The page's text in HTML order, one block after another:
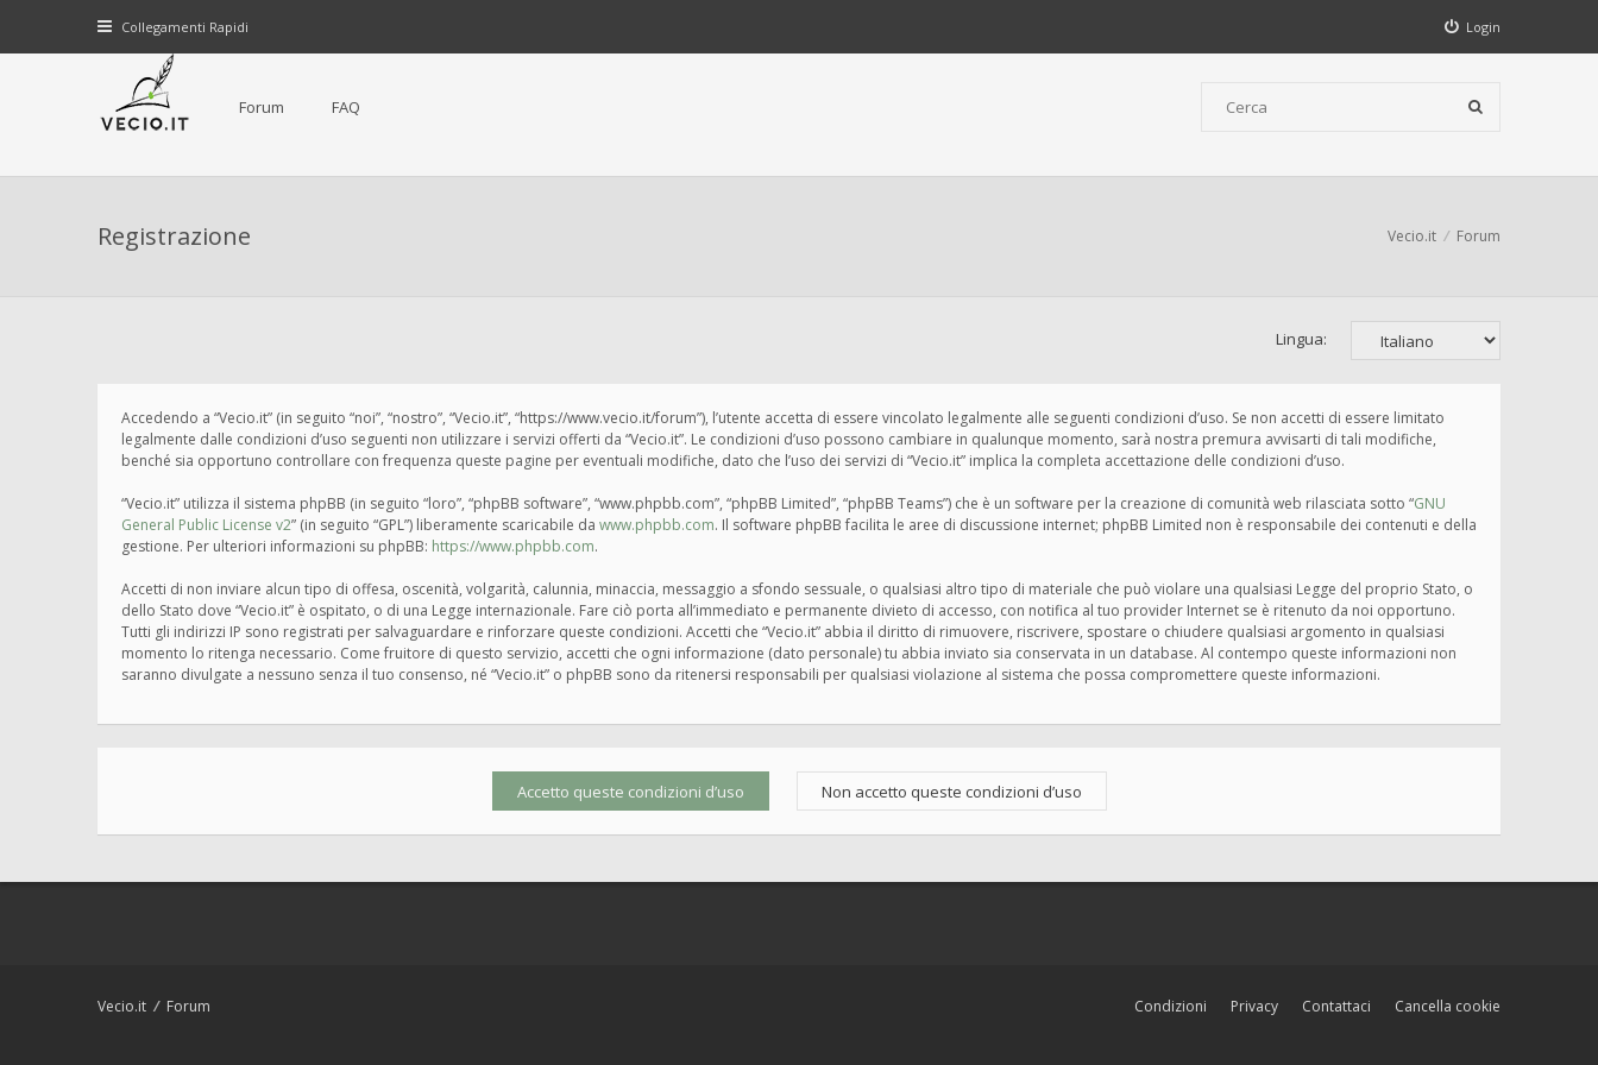
Collegamenti Rapidi Login
Forum FAQ
Registrazione Vecio.it Forum
Lingua:
Accedendo a “Vecio.it” (in seguito “noi”, “nostro”, “Vecio.it”, “https://www.vecio.it/forum”), l’utente accetta di essere vincolato legalmente alle seguenti condizioni d’uso. Se non accetti di essere limitato
legalmente dalle condizioni d’uso seguenti non utilizzare i servizi offerti da “Vecio.it”. Le condizioni d’uso possono cambiare in qualunque momento, sarà nostra premura avvisarti di tali modifiche,
benché sia opportuno controllare con frequenza queste pagine per eventuali modifiche, dato che l’uso dei servizi di “Vecio.it” implica la completa accettazione delle condizioni d’uso.
“Vecio.it” utilizza il sistema phpBB (in seguito “loro”, “phpBB software”, “www.phpbb.com”, “phpBB Limited”, “phpBB Teams”) che è un software per la creazione di comunità web rilasciata sotto “GNU
General Public License v2” (in seguito “GPL”) liberamente scaricabile da www.phpbb.com. Il software phpBB facilita le aree di discussione internet; phpBB Limited non è responsabile dei contenuti e della
gestione. Per ulteriori informazioni su phpBB: https://www.phpbb.com.
Accetti di non inviare alcun tipo di offesa, oscenità, volgarità, calunnia, minaccia, messaggio a sfondo sessuale, o qualsiasi altro tipo di materiale che può violare una qualsiasi Legge del proprio Stato, o
dello Stato dove “Vecio.it” è ospitato, o di una Legge internazionale. Fare ciò porta all’immediato e permanente divieto di accesso, con notifica al tuo provider Internet se è ritenuto da noi opportuno.
Tutti gli indirizzi IP sono registrati per salvaguardare e rinforzare queste condizioni. Accetti che “Vecio.it” abbia il diritto di rimuovere, riscrivere, spostare o chiudere qualsiasi argomento in qualsiasi
momento lo ritenga necessario. Come fruitore di questo servizio, accetti che ogni informazione (dato personale) tu abbia inviato sia conservata in un database. Al contempo queste informazioni non
saranno divulgate a nessuno senza il tuo consenso, né “Vecio.it” o phpBB sono da ritenersi responsabili per qualsiasi violazione al sistema che possa compromettere queste informazioni.
Vecio.it Forum Cancella cookie
Contattaci
Privacy
Condizioni